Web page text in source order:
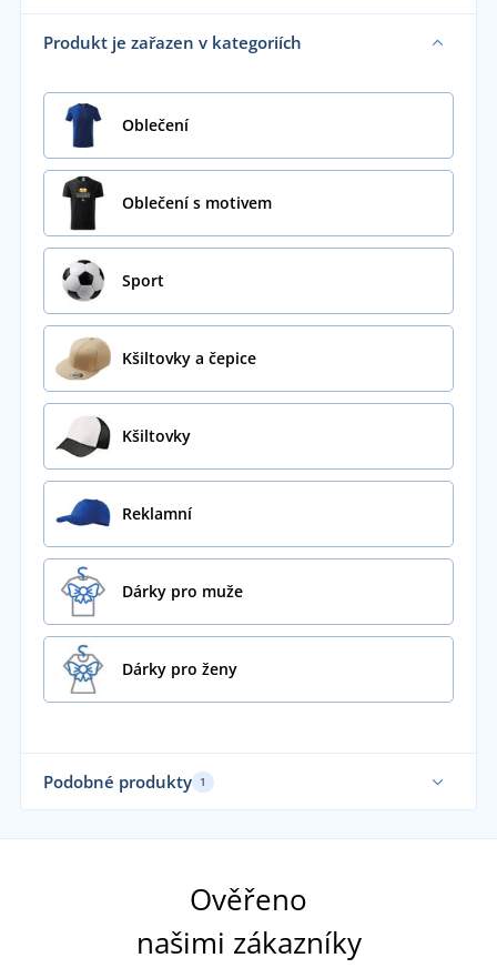
Produkt je zařazen v kategoriích
Oblečení
Oblečení s motivem
Sport
Kšiltovky a čepice
Kšiltovky
Reklamní
Dárky pro muže
Dárky pro ženy
Podobné produkty 1
Ověřeno
našimi zákazníky